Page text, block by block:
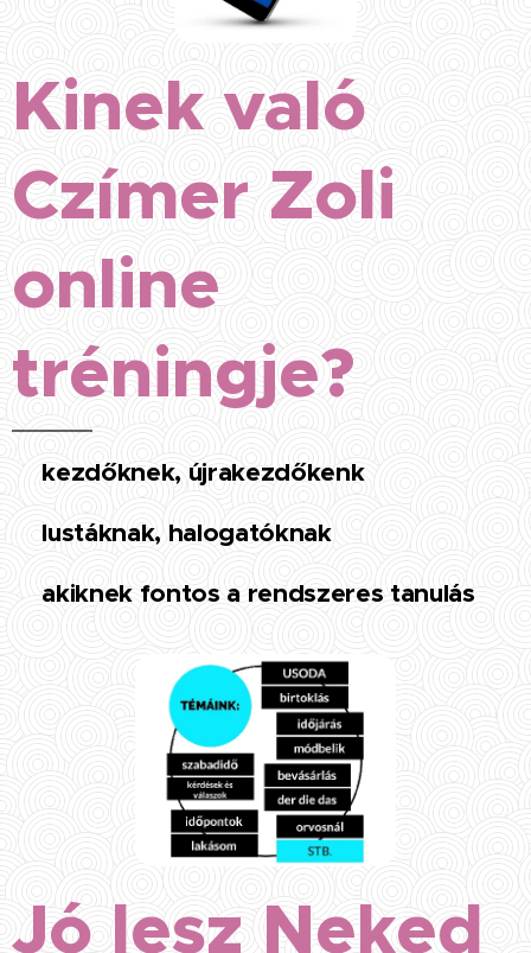
Kinek való
Czímer Zoli
online
tréningje?
kezdőknek, újrakezdőkenk
lustáknak, halogatóknak
akiknek fontos a rendszeres tanulás
Jó lesz Neked